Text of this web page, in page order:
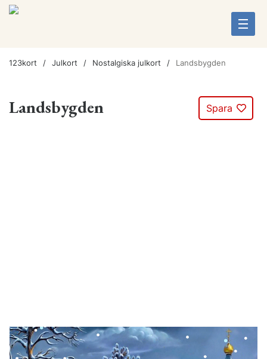
123kort Julkort Nostalgiska julkort Landsbygden
Landsbygden Spara